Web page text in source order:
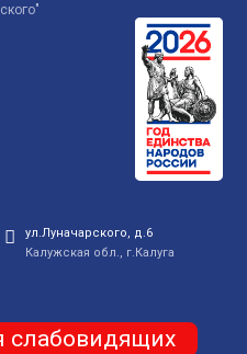
ул.Луначарского, д.6
Калужская обл., г.Калуга
слабовидящих